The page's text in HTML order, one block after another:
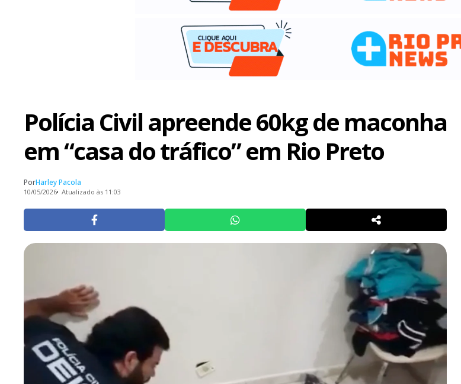
Polícia Civil apreende 60kg de maconha
em “casa do tráfico” em Rio Preto
PorHarley Pacola
10/05/2026 Atualizado às 11:03